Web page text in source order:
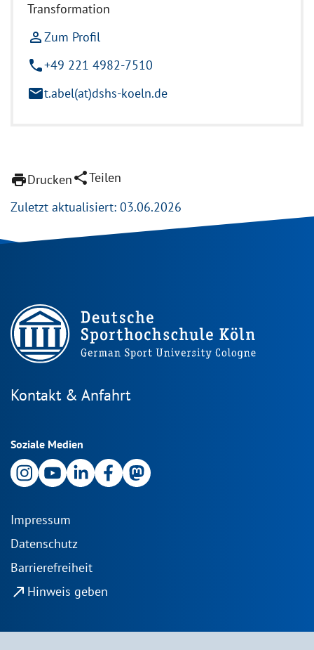
Transformation
person_outlineZum Profil
phone+49 221 4982-7510
mailt.abel(at)dshs-koeln.de
printDruckenshareTeilen
Zuletzt aktualisiert: 03.06.2026
Kontakt & Anfahrt
Soziale Medien
Impressum
Datenschutz
Barrierefreiheit
north_east Hinweis geben